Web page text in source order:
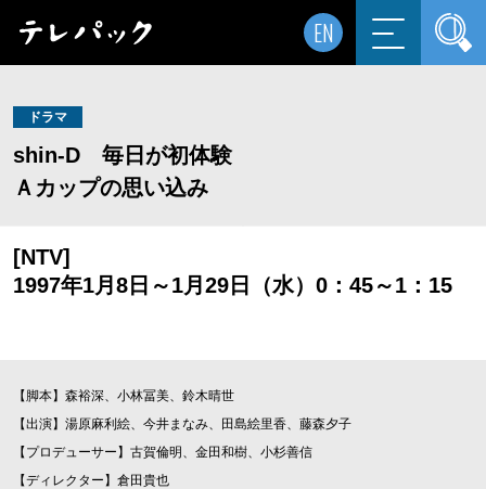
EN
ドラマ
shin-D 毎日が初体験
Ａカップの思い込み
[NTV]
1997年1月8日～1月29日（水）0：45～1：15
【脚本】森裕深、小林冨美、鈴木晴世
【出演】湯原麻利絵、今井まなみ、田島絵里香、藤森夕子
【プロデューサー】古賀倫明、金田和樹、小杉善信
【ディレクター】倉田貴也